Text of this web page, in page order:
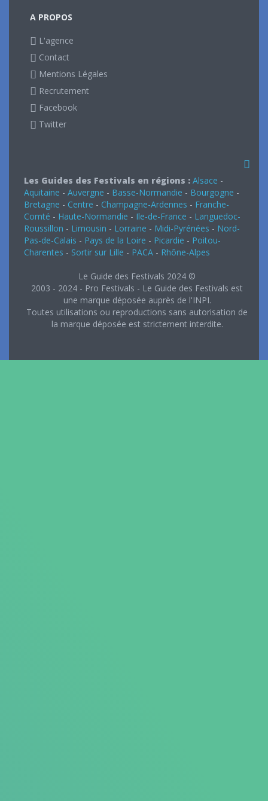
A PROPOS
L'agence
Contact
Mentions Légales
Recrutement
Facebook
Twitter
Les Guides des Festivals en régions : Alsace -
Aquitaine - Auvergne - Basse-Normandie - Bourgogne -
Bretagne - Centre - Champagne-Ardennes - Franche-
Comté - Haute-Normandie - Ile-de-France - Languedoc-
Roussillon - Limousin - Lorraine - Midi-Pyrénées - Nord-
Pas-de-Calais - Pays de la Loire - Picardie - Poitou-
Charentes - Sortir sur Lille - PACA - Rhône-Alpes
Le Guide des Festivals 2024 ©
2003 - 2024 - Pro Festivals - Le Guide des Festivals est
une marque déposée auprès de l'INPI.
Toutes utilisations ou reproductions sans autorisation de
la marque déposée est strictement interdite.